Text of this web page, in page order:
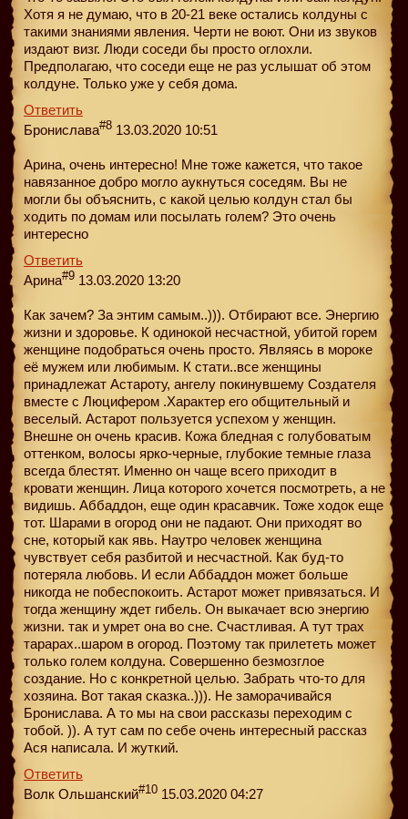
Хотя я не думаю, что в 20-21 веке остались колдуны с
такими знаниями явления. Черти не воют. Они из звуков
издают визг. Люди соседи бы просто оглохли.
Предполагаю, что соседи еще не раз услышат об этом
колдуне. Только уже у себя дома.
Ответить
Бронислава#8 13.03.2020 10:51
Арина, очень интересно! Мне тоже кажется, что такое
навязанное добро могло аукнуться соседям. Вы не
могли бы объяснить, с какой целью колдун стал бы
ходить по домам или посылать голем? Это очень
интересно
Ответить
Арина#9 13.03.2020 13:20
Как зачем? За энтим самым..))). Отбирают все. Энергию
жизни и здоровье. К одинокой несчастной, убитой горем
женщине подобраться очень просто. Являясь в мороке
её мужем или любимым. К стати..все женщины
принадлежат Астароту, ангелу покинувшему Создателя
вместе с Люцифером .Характер его общительный и
веселый. Астарот пользуется успехом у женщин.
Внешне он очень красив. Кожа бледная с голубоватым
оттенком, волосы ярко-черные, глубокие темные глаза
всегда блестят. Именно он чаще всего приходит в
кровати женщин. Лица которого хочется посмотреть, а не
видишь. Аббаддон, еще один красавчик. Тоже ходок еще
тот. Шарами в огород они не падают. Они приходят во
сне, который как явь. Наутро человек женщина
чувствует себя разбитой и несчастной. Как буд-то
потеряла любовь. И если Аббаддон может больше
никогда не побеспокоить. Астарот может привязаться. И
тогда женщину ждет гибель. Он выкачает всю энергию
жизни. так и умрет она во сне. Счастливая. А тут трах
тарарах..шаром в огород. Поэтому так прилететь может
только голем колдуна. Совершенно безмозглое
создание. Но с конкретной целью. Забрать что-то для
хозяина. Вот такая сказка..))). Не заморачивайся
Бронислава. А то мы на свои рассказы переходим с
тобой. )). А тут сам по себе очень интересный рассказ
Ася написала. И жуткий.
Ответить
Волк Ольшанский#10 15.03.2020 04:27